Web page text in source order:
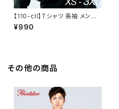
【110-cll】Tシャツ 長袖 メンズ
レディース 無地 シンプル カジュ
アル プチプラ 使いまわし コーデ
¥990
その他の商品